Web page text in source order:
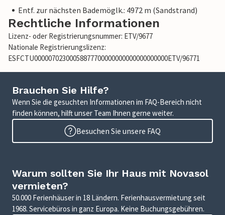
Entf. zur nächsten Bademöglk.: 4972 m (Sandstrand)
Rechtliche Informationen
Lizenz- oder Registrierungsnummer: ETV/9677
Nationale Registrierungslizenz:
ESFCTU00000702300058877700000000000000000000ETV/96771
Brauchen Sie Hilfe?
Wenn Sie die gesuchten Informationen im FAQ-Bereich nicht
finden können, hilft unser Team Ihnen gerne weiter.
Besuchen Sie unsere FAQ
Warum sollten Sie Ihr Haus mit Novasol
vermieten?
50.000 Ferienhäuser in 18 Ländern. Ferienhausvermietung seit
1968. Servicebüros in ganz Europa. Keine Buchungsgebühren.